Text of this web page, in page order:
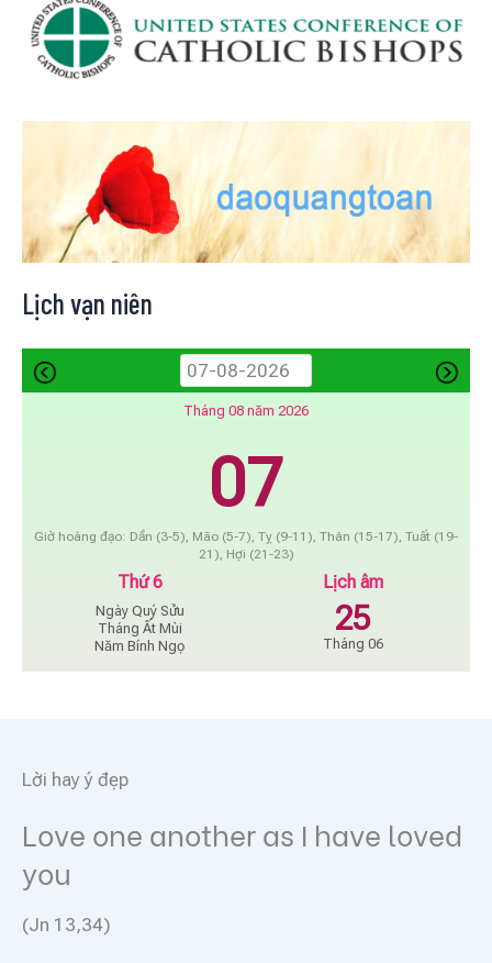
Lịch vạn niên
Tháng 08 năm 2026
07
Giờ hoàng đạo: Dần (3-5), Mão (5-7), Tỵ (9-11), Thân (15-17), Tuất (19-
21), Hợi (21-23)
Thứ 6
Ngày Quý Sửu
Tháng Ất Mùi
Năm Bính Ngọ
Lịch âm
25
Tháng 06
Lời hay ý đẹp
Love one another as I have loved
you
(Jn 13,34)